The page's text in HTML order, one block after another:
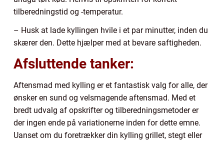
tilberedningstid og -temperatur.
– Husk at lade kyllingen hvile i et par minutter, inden du
skærer den. Dette hjælper med at bevare saftigheden.
Afsluttende tanker:
Aftensmad med kylling er et fantastisk valg for alle, der
ønsker en sund og velsmagende aftensmad. Med et
bredt udvalg af opskrifter og tilberedningsmetoder er
der ingen ende på variationerne inden for dette emne.
Uanset om du foretrækker din kylling grillet, stegt eller